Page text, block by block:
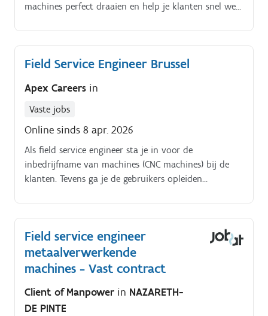
machines perfect draaien en help je klanten snel weer
Field Service Engineer Brussel
Apex Careers in
Vaste jobs
Online sinds 8 apr. 2026
Als field service engineer sta je in voor de
inbedrijfname van machines (CNC machines) bij de
klanten. Tevens ga je de gebruikers opleiden
Field service engineer
metaalverwerkende
machines - Vast contract
Client of Manpower in NAZARETH-
DE PINTE